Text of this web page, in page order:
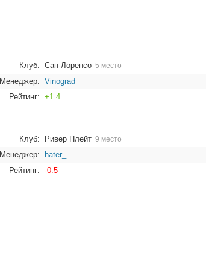
Клуб: Сан-Лоренсо 5 место
Менеджер: Vinograd
Рейтинг: +1.4
Клуб: Ривер Плейт 9 место
Менеджер:
hater_
Рейтинг: -0.5